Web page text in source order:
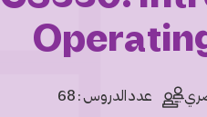
عدد الدروس : 68